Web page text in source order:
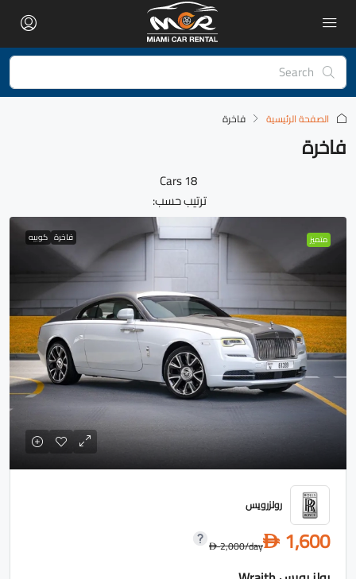
الصفحة الرئيسية فاخرة
فاخرة
18 Cars
ترتيب حسب:
متميز فاخرة كوبيه
رولزرويس
D 1,600
D2,000/day